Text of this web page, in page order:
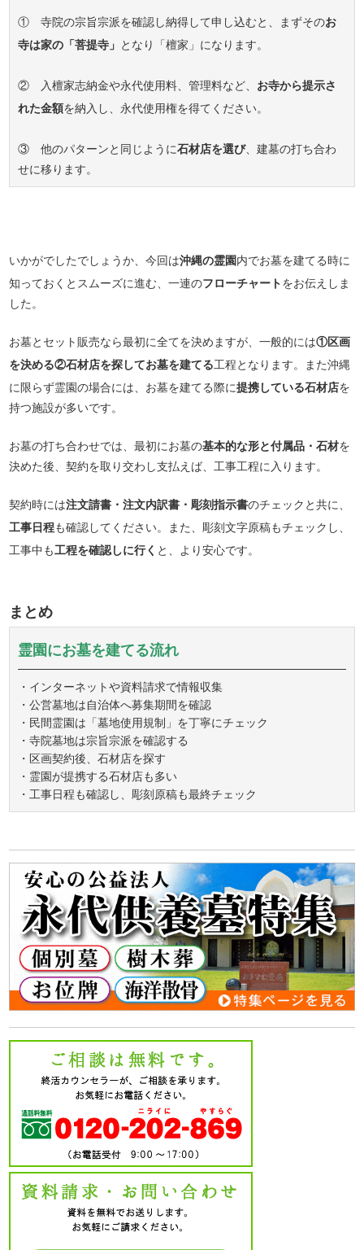
① 寺院の宗旨宗派を確認し納得して申し込むと、まずそのお
寺は家の「菩提寺」 となり「檀家」になります。
② 入檀家志納金や永代使用料、管理料など、 お寺から提示さ
れた金額を納入し、永代使用権を得てください。
③ 他のパターンと同じように石材店を選び、建墓の打ち合わ
せに移ります。
いかがでしたでしょうか、今回は沖縄の霊園内でお墓を建てる時に
知っておくとスムーズに進む、一連のフローチャートをお伝えしま
した。
お墓とセット販売なら最初に全てを決めますが、一般的には①区画
を決める②石材店を探してお墓を建てる工程となります。また沖縄
に限らず霊園の場合には、お墓を建てる際に提携している石材店を
持つ施設が多いです。
お墓の打ち合わせでは、最初にお墓の基本的な形と付属品・石材を
決めた後、契約を取り交わし支払えば、工事工程に入ります。
契約時には注文請書・注文内訳書・彫刻指示書のチェックと共に、
工事日程も確認してください。また、彫刻文字原稿もチェックし、
工事中も工程を確認しに行く と、より安心です。
まとめ
霊園にお墓を建てる流れ
・インターネットや資料請求で情報収集
・公営墓地は自治体へ募集期間を確認
・民間霊園は「墓地使用規制」を丁寧にチェック
・寺院墓地は宗旨宗派を確認する
・区画契約後、石材店を探す
・霊園が提携する石材店も多い
・工事日程も確認し、彫刻原稿も最終チェック